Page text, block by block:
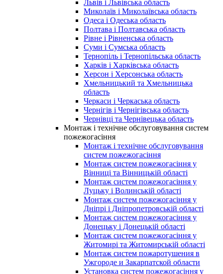
Львів і Львівська область
Миколаїв і Миколаївська область
Одеса і Одеська область
Полтава і Полтавська область
Рівне і Рівненська область
Суми і Сумська область
Тернопіль і Тернопільська область
Харків і Харківська область
Херсон і Херсонська область
Хмельницький та Хмельницька
область
Черкаси і Черкаська область
Чернігів і Чернігівська область
Чернівці та Чернівецька область
Монтаж і технічне обслуговування систем
пожежогасіння
Монтаж і технічне обслуговування
систем пожежогасіння
Монтаж систем пожежогасіння у
Вінниці та Вінницькій області
Монтаж систем пожежогасіння у
Луцьку і Волинській області
Монтаж систем пожежогасіння у
Дніпрі і Дніпропетровській області
Монтаж систем пожежогасіння у
Донецьку і Донецькій області
Монтаж систем пожежогасіння у
Житомирі та Житомирській області
Монтаж систем пожаротушения в
Ужгороде и Закарпатской области
Установка систем пожежогасіння у